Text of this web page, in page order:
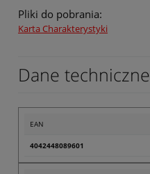
Pliki do pobrania:
Karta Charakterystyki
Dane techniczne
EAN
4042448089601